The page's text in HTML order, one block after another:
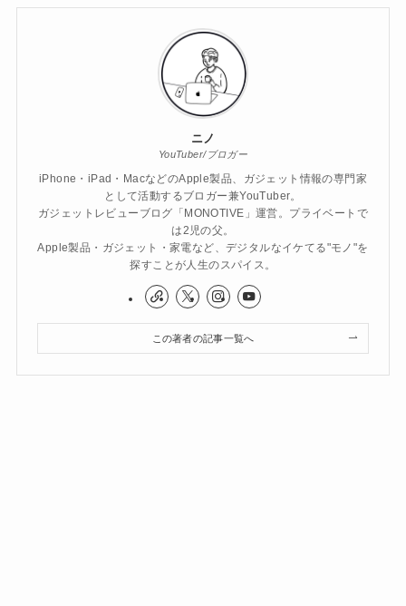
ニノ
YouTuber/ブロガー
iPhone・iPad・MacなどのApple製品、ガジェット情報の専門家
として活動するブロガー兼YouTuber。
ガジェットレビューブログ「MONOTIVE」運営。プライベートで
は2児の父。
Apple製品・ガジェット・家電など、デジタルなイケてる"モノ"を
探すことが人生のスパイス。
この著者の記事一覧へ